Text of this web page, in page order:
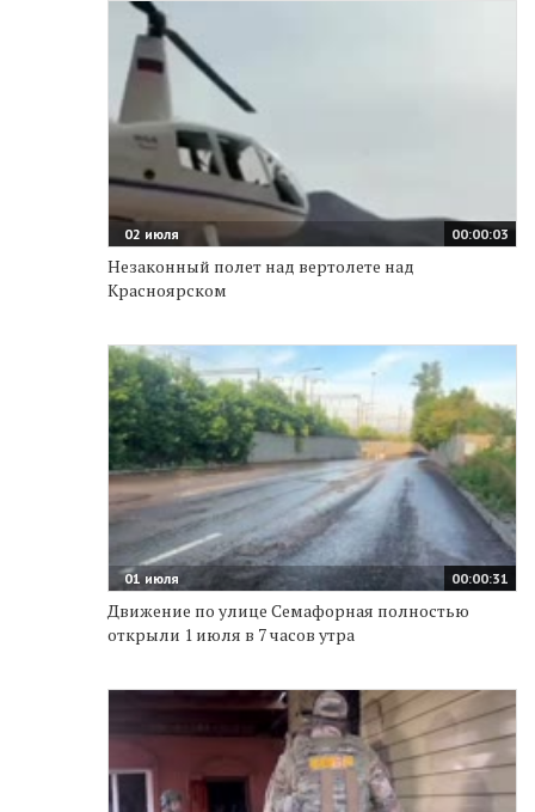
00:00:03
02 июля
Незаконный полет над вертолете над
Красноярском
00:00:31
01 июля
Движение по улице Семафорная полностью
открыли 1 июля в 7 часов утра